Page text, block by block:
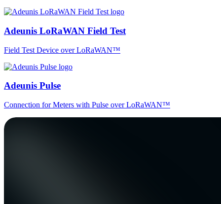
Adeunis LoRaWAN Field Test
Field Test Device over LoRaWAN™
Adeunis Pulse
Connection for Meters with Pulse over LoRaWAN™